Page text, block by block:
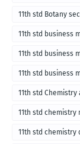
11th std Botany
11th std business
11th std business
11th std business
11th std
11th std
11th std chemistry